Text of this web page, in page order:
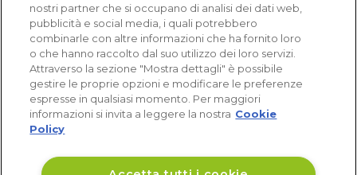
1.640 recensioni
Eccellente (4,8)
Acquisti verificati
nostri partner che si occupano di analisi dei dati web,
pubblicità e social media, i quali potrebbero
combinarle con altre informazioni che ha fornito loro
o che hanno raccolto dal suo utilizzo dei loro servizi.
Attraverso la sezione "Mostra dettagli" è possibile
gestire le proprie opzioni e modificare le preferenze
espresse in qualsiasi momento. Per maggiori
informazioni si invita a leggere la nostra Cookie
Policy